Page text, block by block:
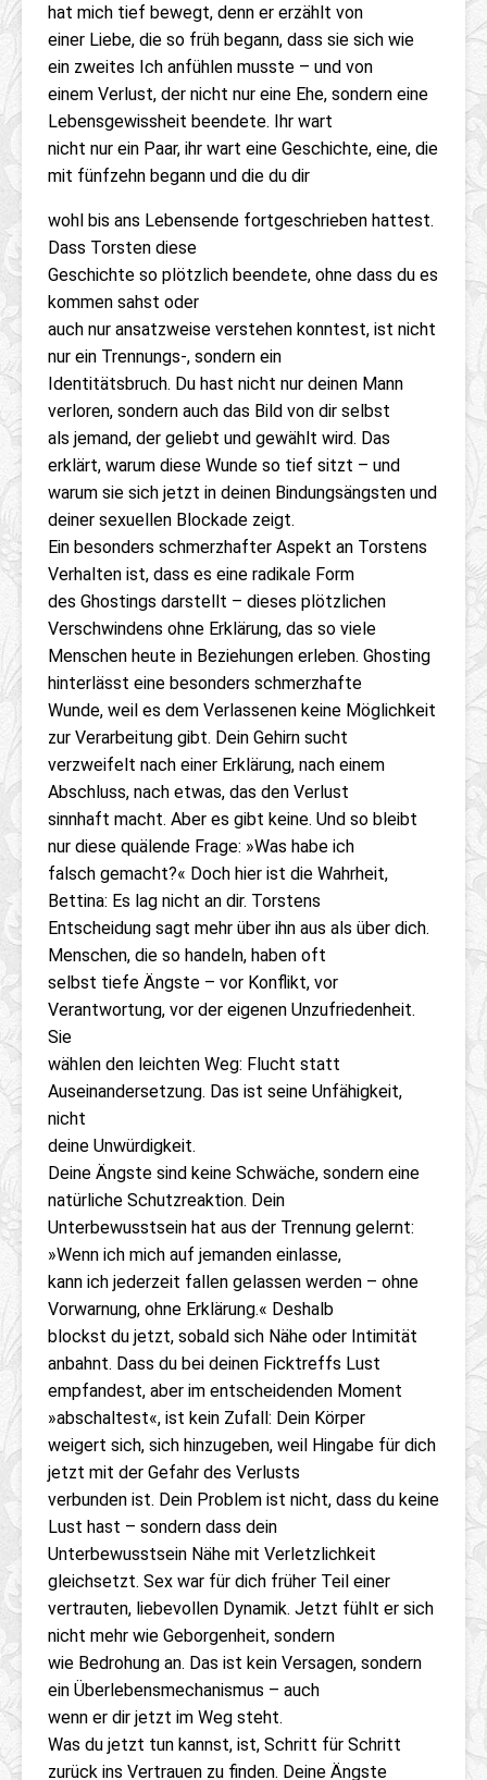
hat mich tief bewegt, denn er erzählt von
einer Liebe, die so früh begann, dass sie sich wie
ein zweites Ich anfühlen musste – und von
einem Verlust, der nicht nur eine Ehe, sondern eine
Lebensgewissheit beendete. Ihr wart
nicht nur ein Paar, ihr wart eine Geschichte, eine, die
mit fünfzehn begann und die du dir
wohl bis ans Lebensende fortgeschrieben hattest.
Dass Torsten diese
Geschichte so plötzlich beendete, ohne dass du es
kommen sahst oder
auch nur ansatzweise verstehen konntest, ist nicht
nur ein Trennungs-, sondern ein
Identitätsbruch. Du hast nicht nur deinen Mann
verloren, sondern auch das Bild von dir selbst
als jemand, der geliebt und gewählt wird. Das
erklärt, warum diese Wunde so tief sitzt – und
warum sie sich jetzt in deinen Bindungsängsten und
deiner sexuellen Blockade zeigt.
Ein besonders schmerzhafter Aspekt an Torstens
Verhalten ist, dass es eine radikale Form
des Ghostings darstellt – dieses plötzlichen
Verschwindens ohne Erklärung, das so viele
Menschen heute in Beziehungen erleben. Ghosting
hinterlässt eine besonders schmerzhafte
Wunde, weil es dem Verlassenen keine Möglichkeit
zur Verarbeitung gibt. Dein Gehirn sucht
verzweifelt nach einer Erklärung, nach einem
Abschluss, nach etwas, das den Verlust
sinnhaft macht. Aber es gibt keine. Und so bleibt
nur diese quälende Frage: »Was habe ich
falsch gemacht?« Doch hier ist die Wahrheit,
Bettina: Es lag nicht an dir. Torstens
Entscheidung sagt mehr über ihn aus als über dich.
Menschen, die so handeln, haben oft
selbst tiefe Ängste – vor Konflikt, vor
Verantwortung, vor der eigenen Unzufriedenheit.
Sie
wählen den leichten Weg: Flucht statt
Auseinandersetzung. Das ist seine Unfähigkeit,
nicht
deine Unwürdigkeit.
Deine Ängste sind keine Schwäche, sondern eine
natürliche Schutzreaktion. Dein
Unterbewusstsein hat aus der Trennung gelernt:
»Wenn ich mich auf jemanden einlasse,
kann ich jederzeit fallen gelassen werden – ohne
Vorwarnung, ohne Erklärung.« Deshalb
blockst du jetzt, sobald sich Nähe oder Intimität
anbahnt. Dass du bei deinen Ficktreffs Lust
empfandest, aber im entscheidenden Moment
»abschaltest«, ist kein Zufall: Dein Körper
weigert sich, sich hinzugeben, weil Hingabe für dich
jetzt mit der Gefahr des Verlusts
verbunden ist. Dein Problem ist nicht, dass du keine
Lust hast – sondern dass dein
Unterbewusstsein Nähe mit Verletzlichkeit
gleichsetzt. Sex war für dich früher Teil einer
vertrauten, liebevollen Dynamik. Jetzt fühlt er sich
nicht mehr wie Geborgenheit, sondern
wie Bedrohung an. Das ist kein Versagen, sondern
ein Überlebensmechanismus – auch
wenn er dir jetzt im Weg steht.
Was du jetzt tun kannst, ist, Schritt für Schritt
zurück ins Vertrauen zu finden. Deine Ängste